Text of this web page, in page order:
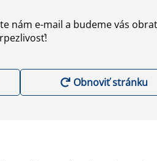
nám e-mail a budeme vás
Obnoviť stránku